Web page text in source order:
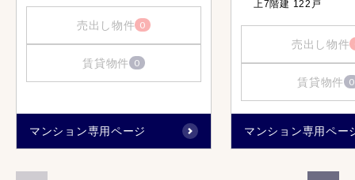
売出し物件 0
賃貸物件 0
マンション専用ページ
上7階建 122戸
売出し物件
賃貸物件 0
マンション専用ペー